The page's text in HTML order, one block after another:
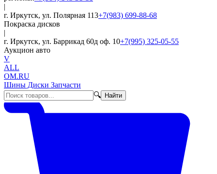
|
г. Иркутск, ул. Полярная 113+7(983) 699-88-68
Покраска дисков
|
г. Иркутск, ул. Баррикад 60д оф. 10+7(995) 325-05-55
Аукцион авто
V
ALL
OM.RU
Шины Диски Запчасти
🔍
Найти